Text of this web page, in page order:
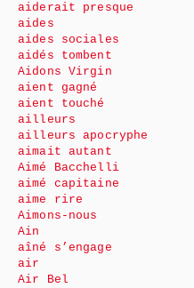
aiderait presque
aides
aides sociales
aidés tombent
Aidons Virgin
aient gagné
aient touché
ailleurs
ailleurs apocryphe
aimait autant
Aimé Bacchelli
aimé capitaine
aime rire
Aimons-nous
Ain
aîné s’engage
air
Air Bel